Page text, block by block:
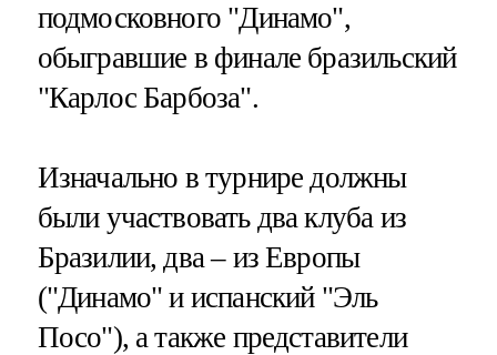
подмосковного "Динамо",
обыгравшие в финале бразильский
"Карлос Барбоза".
Изначально в турнире должны
были участвовать два клуба из
Бразилии, два – из Европы
("Динамо" и испанский "Эль
Посо"), а также представители